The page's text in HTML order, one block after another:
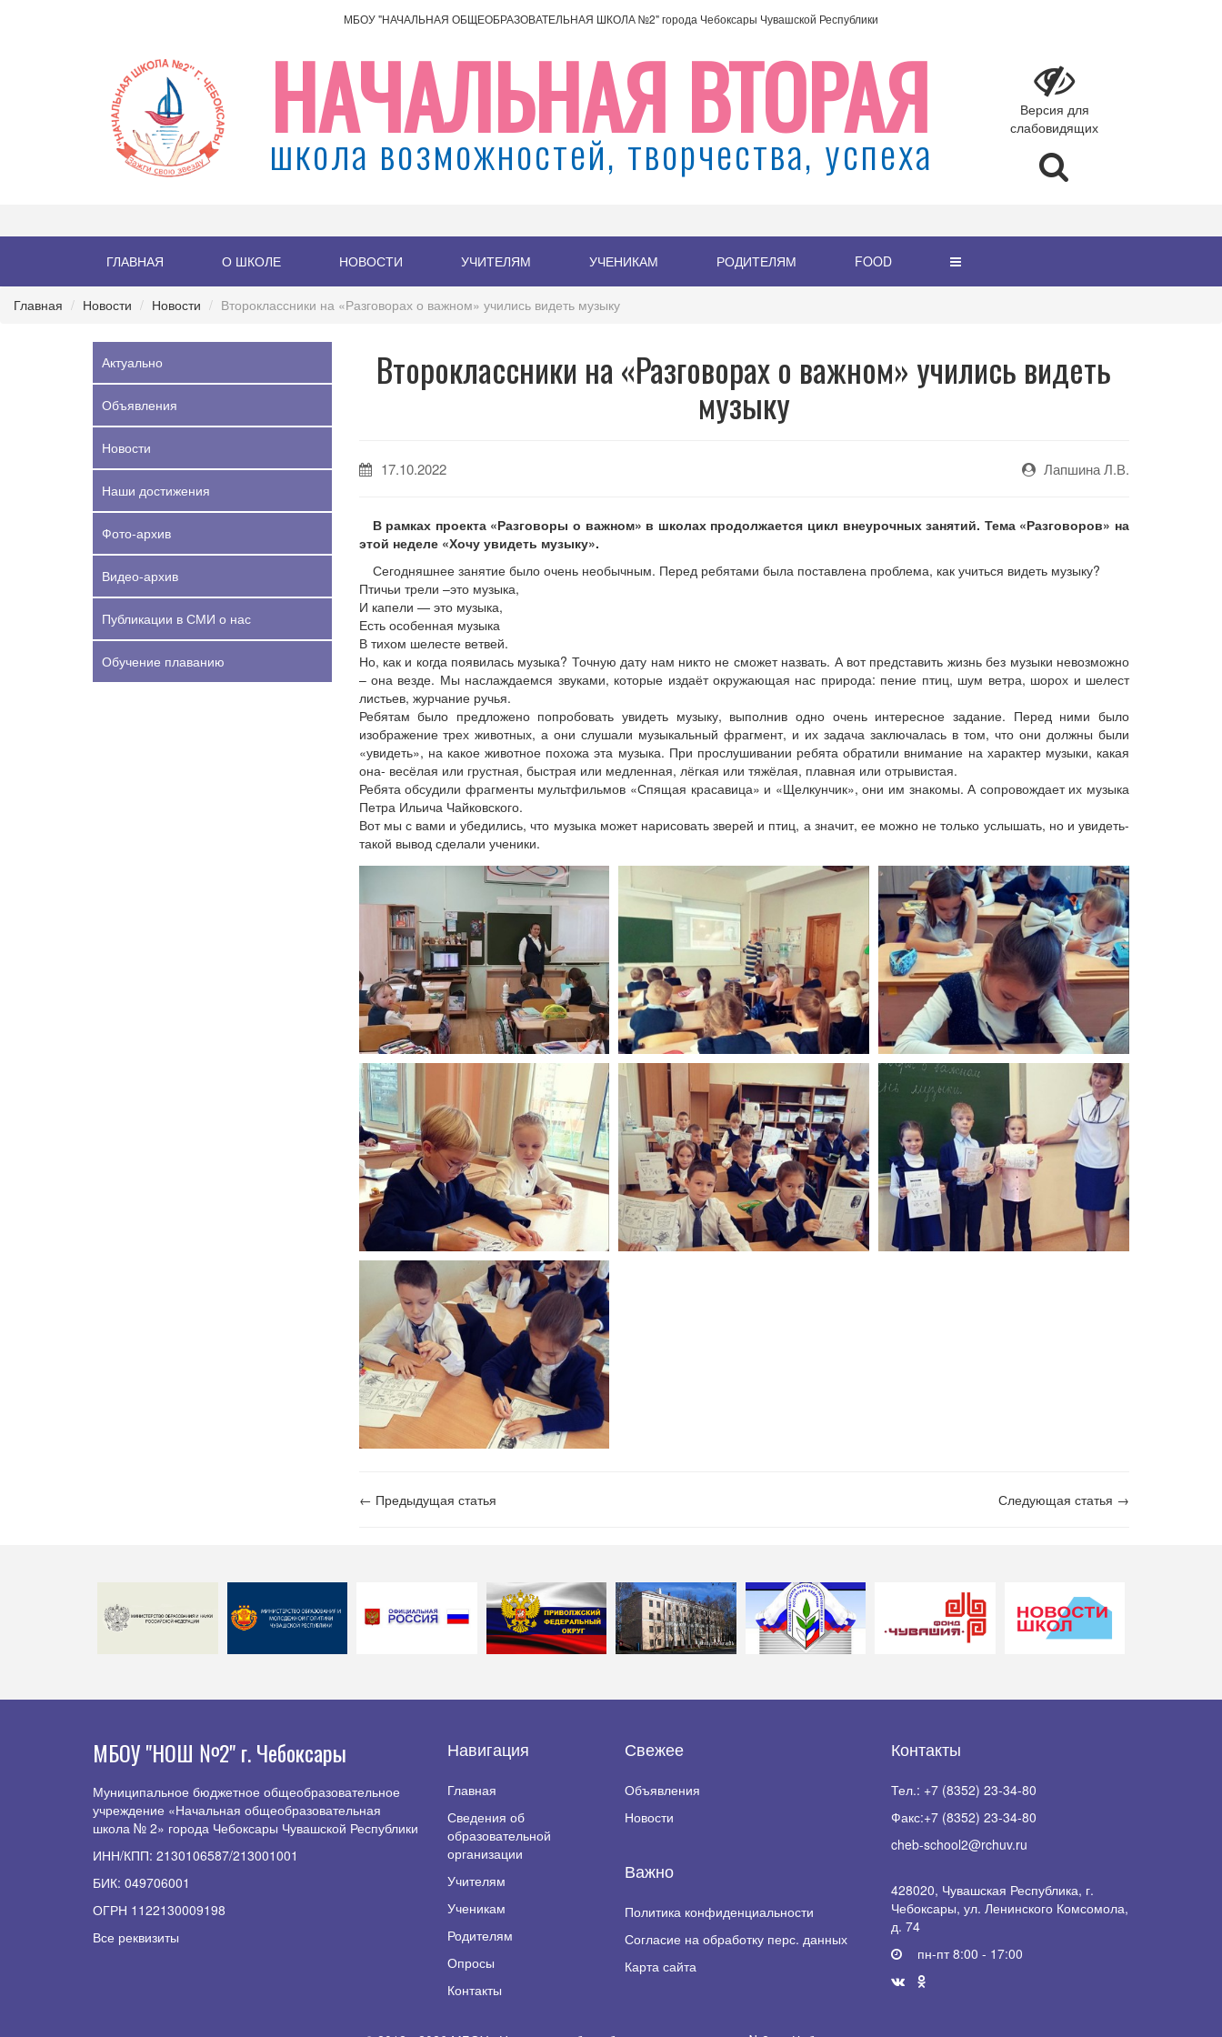
МБОУ "НАЧАЛЬНАЯ ОБЩЕОБРАЗОВАТЕЛЬНАЯ ШКОЛА №2" города Чебоксары Чувашской Республики
НАЧАЛЬНАЯ ВТОРАЯ
школа возможностей, творчества, успеха
Версия для
слабовидящих
ГЛАВНАЯ О ШКОЛЕ НОВОСТИ УЧИТЕЛЯМ УЧЕНИКАМ РОДИТЕЛЯМ FOOD
Главная Новости Новости Второклассники на «Разговорах о важном» учились видеть музыку
Актуально
Объявления
Новости
Наши достижения
Фото-архив
Видео-архив
Публикации в СМИ о нас
Обучение плаванию
Второклассники на «Разговорах о важном» учились видеть
музыку
17.10.2022 Лапшина Л.В.
В рамках проекта «Разговоры о важном» в школах продолжается цикл внеурочных занятий. Тема «Разговоров» на
этой неделе «Хочу увидеть музыку».
Сегодняшнее занятие было очень необычным. Перед ребятами была поставлена проблема, как учиться видеть музыку?
Птичьи трели –это музыка,
И капели — это музыка,
Есть особенная музыка
В тихом шелесте ветвей.
Но, как и когда появилась музыка? Точную дату нам никто не сможет назвать. А вот представить жизнь без музыки невозможно
– она везде. Мы наслаждаемся звуками, которые издаёт окружающая нас природа: пение птиц, шум ветра, шорох и шелест
листьев, журчание ручья.
Ребятам было предложено попробовать увидеть музыку, выполнив одно очень интересное задание. Перед ними было
изображение трех животных, а они слушали музыкальный фрагмент, и их задача заключалась в том, что они должны были
«увидеть», на какое животное похожа эта музыка. При прослушивании ребята обратили внимание на характер музыки, какая
она- весёлая или грустная, быстрая или медленная, лёгкая или тяжёлая, плавная или отрывистая.
Ребята обсудили фрагменты мультфильмов «Спящая красавица» и «Щелкунчик», они им знакомы. А сопровождает их музыка
Петра Ильича Чайковского.
Вот мы с вами и убедились, что музыка может нарисовать зверей и птиц, а значит, ее можно не только услышать, но и увидеть-
такой вывод сделали ученики.
← Предыдущая статья Следующая статья →
МБОУ "НОШ №2" г. Чебоксары
Муниципальное бюджетное общеобразовательное
учреждение «Начальная общеобразовательная
школа № 2» города Чебоксары Чувашской Республики
ИНН/КПП: 2130106587/213001001
БИК: 049706001
ОГРН 1122130009198
Все реквизиты
Навигация
Главная
Сведения об
образовательной
организации
Учителям
Ученикам
Родителям
Опросы
Контакты
Свежее
Объявления
Новости
Важно
Политика конфиденциальности
Согласие на обработку перс. данных
Карта сайта
Контакты
Тел.: +7 (8352) 23-34-80
Факс:+7 (8352) 23-34-80
cheb-school2@rchuv.ru
428020, Чувашская Республика, г.
Чебоксары, ул. Ленинского Комсомола,
д. 74
пн-пт 8:00 - 17:00